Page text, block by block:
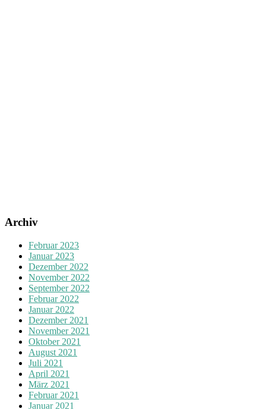
Archiv
Februar 2023
Januar 2023
Dezember 2022
November 2022
September 2022
Februar 2022
Januar 2022
Dezember 2021
November 2021
Oktober 2021
August 2021
Juli 2021
April 2021
März 2021
Februar 2021
Januar 2021